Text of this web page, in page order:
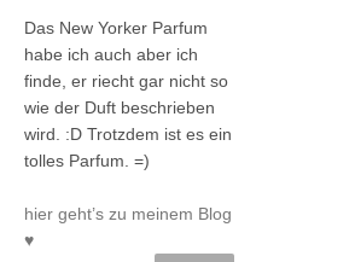
Das New Yorker Parfum
habe ich auch aber ich
finde, er riecht gar nicht so
wie der Duft beschrieben
wird. :D Trotzdem ist es ein
tolles Parfum. =)
hier geht’s zu meinem Blog
♥